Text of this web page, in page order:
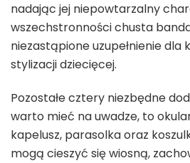
nadając jej niepowtarzalny
wszechstronności chusta
niezastąpione uzupełnienie dla
stylizacji dziecięcej.
Pozostałe cztery niezbędne
warto mieć na uwadze, to
kapelusz, parasolka oraz
mogą cieszyć się wiosną,